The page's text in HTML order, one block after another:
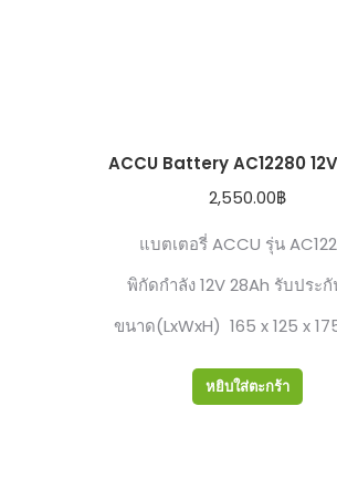
ACCU Battery AC12280
2,550.00฿
แบตเตอรี่ ACCU รุ่น
พิกัดกำลัง 12V 28Ah รับประกั
ขนาด(LxWxH) 165 x 125 x
หยิบใส่ตะกร้า